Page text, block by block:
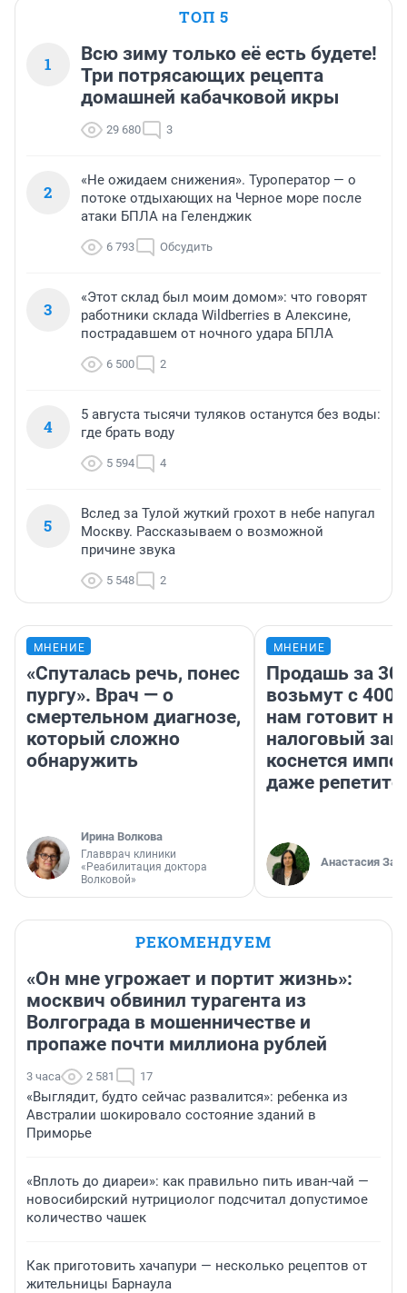
ТОП 5
1
Всю зиму только её есть будете!
Три потрясающих рецепта
домашней кабачковой икры
29 680 3
2
«Не ожидаем снижения». Туроператор — о
потоке отдыхающих на Черное море после
атаки БПЛА на Геленджик
6 793 Обсудить
3
«Этот склад был моим домом»: что говорят
работники склада Wildberries в Алексине,
пострадавшем от ночного удара БПЛА
6 500 2
4
5 августа тысячи туляков останутся без воды:
где брать воду
5 594 4
5
Вслед за Тулой жуткий грохот в небе напугал
Москву. Рассказываем о возможной
причине звука
5 548 2
МНЕНИЕ
«Спуталась речь, понес
пургу». Врач — о
смертельном диагнозе,
который сложно
обнаружить
Ирина Волкова
Главврач клиники
«Реабилитация доктора
Волковой»
МНЕНИЕ
Продашь за
возьмут с
нам готовит
налоговый
коснется
даже
Анастасия
РЕКОМЕНДУЕМ
«Он мне угрожает и портит жизнь»:
москвич обвинил турагента из
Волгограда в мошенничестве и
пропаже почти миллиона рублей
3 часа 2 581 17
«Выглядит, будто сейчас развалится»: ребенка из
Австралии шокировало состояние зданий в
Приморье
«Вплоть до диареи»: как правильно пить иван-чай —
новосибирский нутрициолог подсчитал допустимое
количество чашек
Как приготовить хачапури — несколько рецептов от
жительницы Барнаула